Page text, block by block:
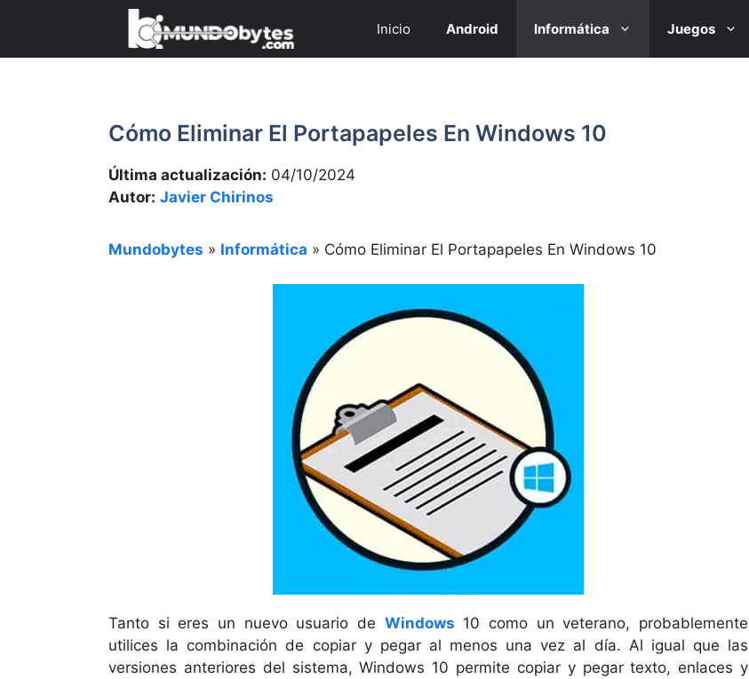
contenido
Inicio Android Informática Juegos
Cómo Eliminar El Portapapeles En Windows 10
Última actualización: 04/10/2024
Autor: Javier Chirinos
Mundobytes » Informática » Cómo Eliminar El Portapapeles En Windows 10
Tanto si eres un nuevo usuario de Windows 10 como un veterano, probablemente
utilices la combinación de copiar y pegar al menos una vez al día. Al igual que las
versiones anteriores del sistema, Windows 10 permite copiar y pegar texto, enlaces y